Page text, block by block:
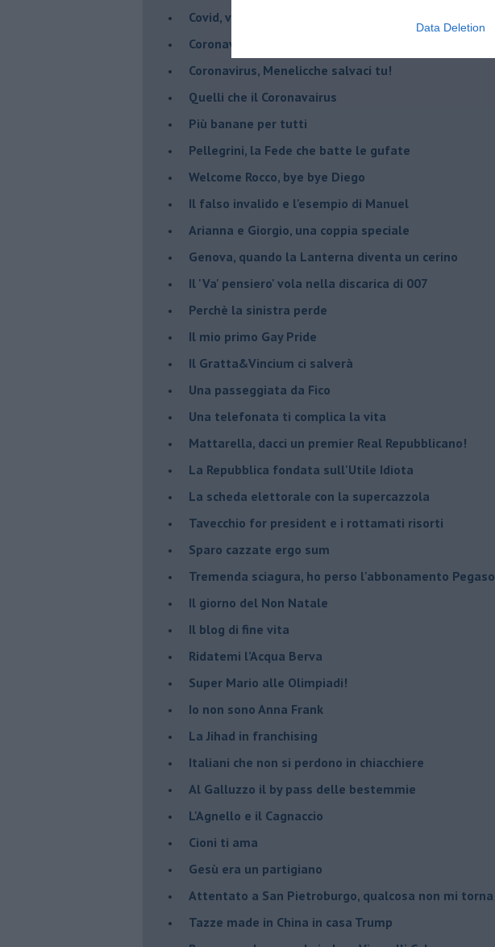
Data Deletion
Covid, vade a un metro - Gli arresti domiciliari
Coronavirus, vade a un metro - la spesa
Coronavirus, Menelicche salvaci tu!
Quelli che il Coronavairus
Più banane per tutti
Pellegrini, la Fede che batte le gufate
Welcome Rocco, bye bye Diego
Il falso invalido e l'esempio di Manuel
Arianna e Giorgio, una coppia speciale
Genova, quando la Lanterna diventa un cerino
Il 'Va' pensiero' vola nella discarica di 007
Perchè la sinistra perde
Il mio primo Gay Pride
Il Gratta&Vincium ci salverà
Una passeggiata da Fico
Una telefonata ti complica la vita
Mattarella, dacci un premier Real Repubblicano!
La Repubblica fondata sull'Utile Idiota
La scheda elettorale con la supercazzola
Tavecchio for president e i rottamati risorti
Sparo cazzate ergo sum
Tremenda sciagura, ho perso l'abbonamento Pegaso
Il giorno del Non Natale
Il blog di fine vita
​Ridatemi l’Acqua Berva
Super Mario alle Olimpiadi!
Io non sono Anna Frank
​La Jihad in franchising
Italiani che non si perdono in chiacchiere
Al Galluzzo il by pass delle bestemmie
L'Agnello e il Cagnaccio
Cioni ti ama
​Gesù era un partigiano
Attentato a San Pietroburgo, qualcosa non mi torna
Tazze made in China in casa Trump